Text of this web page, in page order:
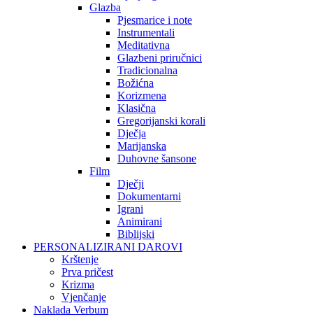
Glazba
Pjesmarice i note
Instrumentali
Meditativna
Glazbeni priručnici
Tradicionalna
Božićna
Korizmena
Klasična
Gregorijanski korali
Dječja
Marijanska
Duhovne šansone
Film
Dječji
Dokumentarni
Igrani
Animirani
Biblijski
PERSONALIZIRANI DAROVI
Krštenje
Prva pričest
Krizma
Vjenčanje
Naklada Verbum